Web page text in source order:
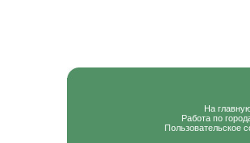
На
Работа по
Пользовательское